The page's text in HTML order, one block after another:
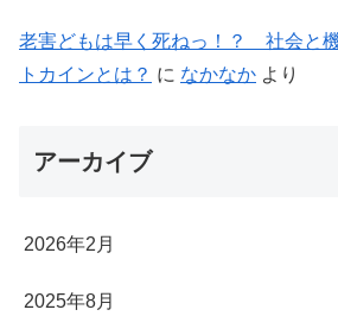
老害どもは早く死ねっ！？ 社会と
トカインとは？ に なかなか より
アーカイブ
2026年2月
2025年8月